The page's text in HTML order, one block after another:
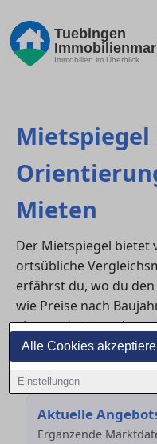
Alle Cookies
Einstellungen
Tuebingen
Immobilien im Überblick
Mietspiegel
Mieten
Der Mietspiegel bietet
ortsübliche
erfährst du, wo du
wie Preise nach
eingeordnet werden,
regionalen Vergleich
Mietspiegel bei
Aktuelle
Ergänzende